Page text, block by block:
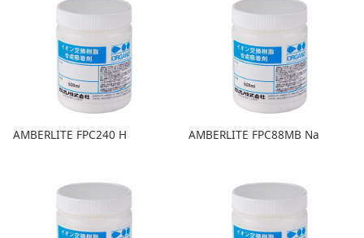
AMBERLITE FPC240 H AMBERLITE FPC88MB Na